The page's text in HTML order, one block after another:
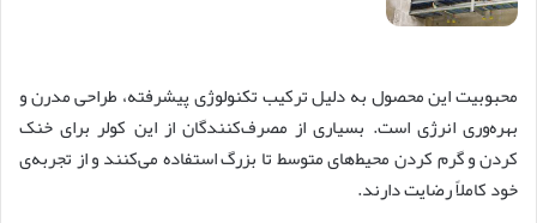
محبوبیت این محصول به دلیل ترکیب تکنولوژی پیشرفته، طراحی مدرن و
بهره‌وری انرژی است. بسیاری از مصرف‌کنندگان از این کولر برای خنک
کردن و گرم کردن محیط‌های متوسط تا بزرگ استفاده می‌کنند و از تجربه‌ی
خود کاملاً رضایت دارند.